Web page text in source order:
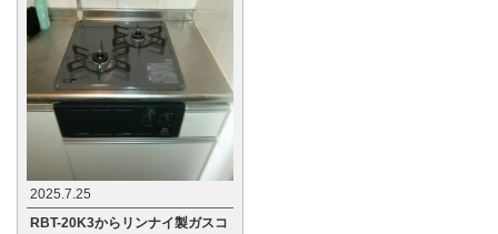
2025.7.25
RBT-20K3からリンナイ製ガスコ